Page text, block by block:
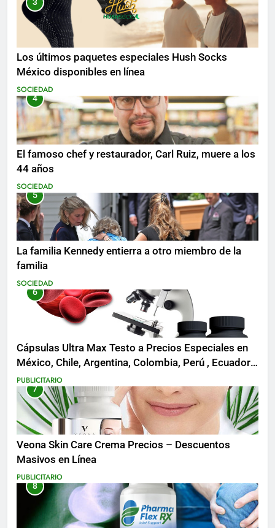
Los últimos paquetes especiales Hush Socks
México disponibles en línea
SOCIEDAD
4
El famoso chef y restaurador, Carl Ruiz, muere a los
44 años
SOCIEDAD
5
La familia Kennedy entierra a otro miembro de la
familia
SOCIEDAD
6
Cápsulas Ultra Max Testo a Precios Especiales en
México, Chile, Argentina, Colombia, Perú , Ecuador,
Costa Rica y Más
PUBLICITARIO
7
Veona Skin Care Crema Precios – Descuentos
Masivos en Línea
PUBLICITARIO
8